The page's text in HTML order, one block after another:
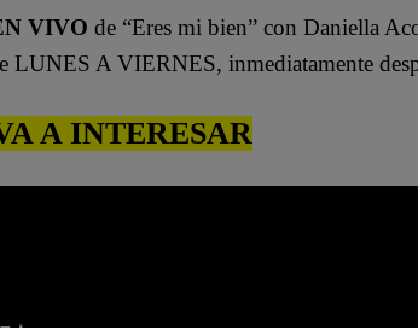
VIVO de “Eres mi bien” con Daniella
LUNES A VIERNES, inmediatamente
A INTERESAR